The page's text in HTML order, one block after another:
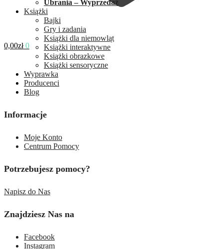
0,00zł 0
Ubrania – Wyprzedaż
Książki
Bajki
Gry i zadania
Książki dla niemowląt
Książki interaktywne
Książki obrazkowe
Książki sensoryczne
Wyprawka
Producenci
Blog
Informacje
Moje Konto
Centrum Pomocy
Potrzebujesz pomocy?
Napisz do Nas
Znajdziesz Nas na
Facebook
Instagram